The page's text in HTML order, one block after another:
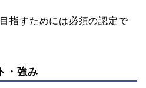
指すためには必須の認定で
・強み